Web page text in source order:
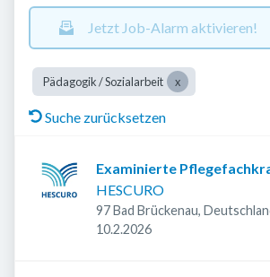
Jetzt Job-Alarm aktivieren!
Pädagogik / Sozialarbeit
Suche zurücksetzen
Examinierte
HESCURO
97 Bad Brückenau,
Veröffentlicht
10.2.2026